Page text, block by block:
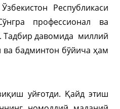
Республикаси
профессионал ва
Тадбир давомида миллий
бадминтон бўйича ҳам
уйғотди. Қайд этиш